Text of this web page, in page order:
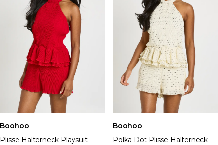
Boohoo
Plisse Halterneck Playsuit
Boohoo
Polka Dot Plisse Halterneck